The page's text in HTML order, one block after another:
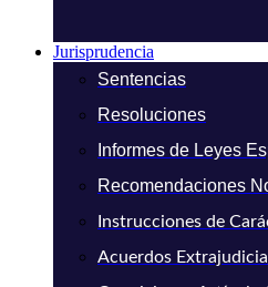
Jurisprudencia
Sentencias
Resoluciones
Informes de Leyes
Recomendaciones
Instrucciones de
Acuerdos